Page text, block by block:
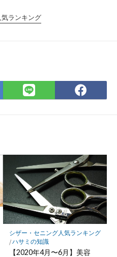
ランキング
LINE
で
で
シザー・セニング人気ランキング
/ハサミの知識
【2020年4月〜6月】美容